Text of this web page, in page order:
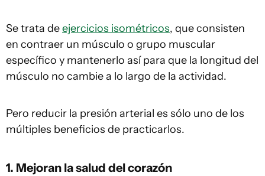
Se trata deejercicios isométricos, que consisten
en contraer un músculo o grupo muscular
específico y mantenerlo así para que la longitud del
músculo no cambie a lo largo de la actividad.
Pero reducir la presión arterial es sólo uno de los
múltiples beneficios de practicarlos.
1. Mejoran la salud del corazón